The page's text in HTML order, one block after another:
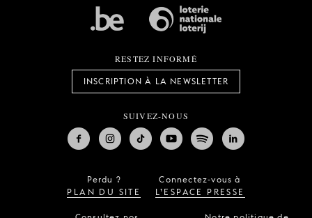
RESTEZ INFORMÉ
INSCRIPTION À LA NEWSLETTER
SUIVEZ-NOUS
Perdu ?
PLAN DU SITE
Connectez-vous à
L’ESPACE PRESSE